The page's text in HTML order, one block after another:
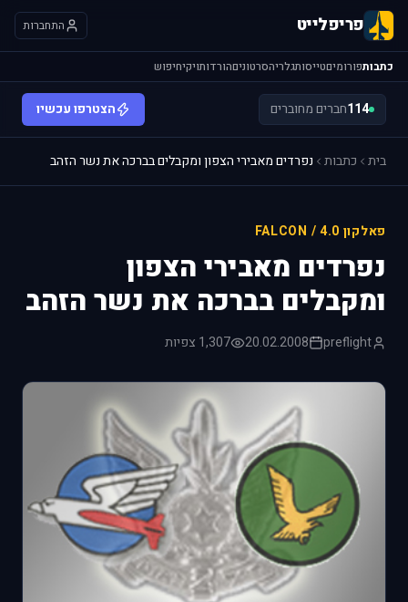
פריפלייט התחברות
כתבותפורומיםטייסותגלריהסרטוניםהורדותויקיחיפוש
114חברים מחוברים הצטרפו עכשיו
בית כתבות נפרדים מאבירי הצפון ומקבלים בברכה את נשר הזהב
פאלקון 4.0 / FALCON
נפרדים מאבירי הצפון
ומקבלים בברכה את נשר הזהב
preflight
20.02.2008 1,307 צפיות